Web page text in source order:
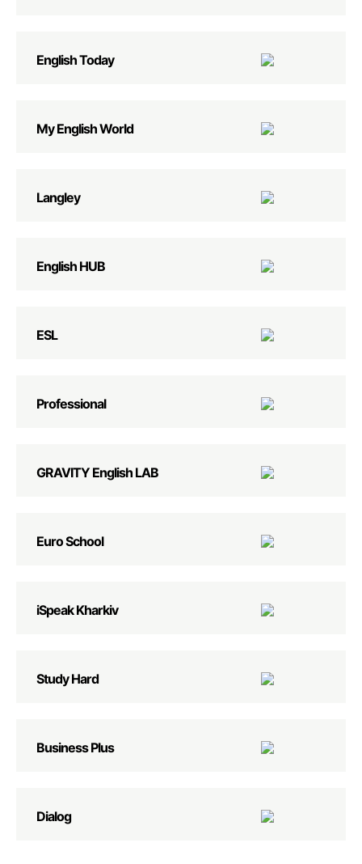
English Today
My English World
Langley
English HUB
ESL
Professional
GRAVITY English LAB
Euro School
iSpeak Kharkiv
Study Hard
Business Plus
Dialog